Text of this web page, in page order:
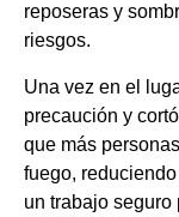
reposeras y
riesgos.
Una vez en el
precaución y
que más
fuego,
un trabajo seguro